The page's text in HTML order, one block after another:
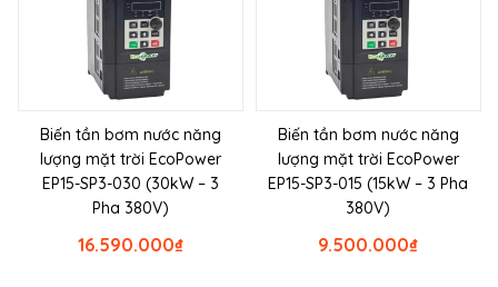
Biến tần bơm nước năng
lượng mặt trời EcoPower
EP15-SP3-030 (30kW – 3
Pha 380V)
₫
16.590.000
Biến tần bơm nước năng
lượng mặt trời EcoPower
EP15-SP3-015 (15kW – 3 Pha
380V)
₫
9.500.000